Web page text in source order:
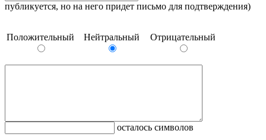
публикуется, но на него придет письмо для подтверждения)
Положительный Нейтральный Отрицательный
осталось символов